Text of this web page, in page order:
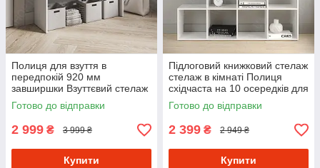
Полиця для взуття в
передпокій 920 мм
завширшки Взуттєвий стелаж
на 20 осередків із
Ламінованого ДСП
Готово до відправки
2 999 ₴ 3 999 ₴
Купити
Підлоговий книжковий стелаж
стелаж в кімнаті Полиця
східчаста на 10 осередків для
книг і квітів з ДСП
Готово до відправки
2 399 ₴ 2 949 ₴
Купити